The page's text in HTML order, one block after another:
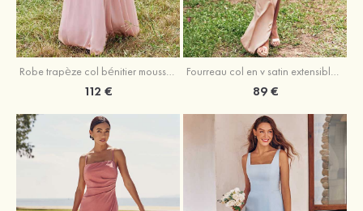
Robe trapèze col bénitier mousseline ras du sol robe de demoiselle d'honneur
112 €
Fourreau col en v satin extensible asymétrique robe de demoiselle d'honneur
89 €